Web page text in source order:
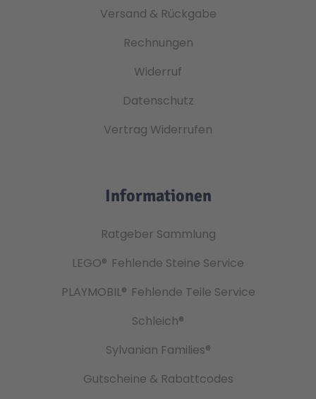
Versand & Rückgabe
Rechnungen
Widerruf
Datenschutz
Vertrag Widerrufen
Informationen
Ratgeber Sammlung
LEGO® Fehlende Steine Service
PLAYMOBIL® Fehlende Teile Service
Schleich®
Sylvanian Families®
Gutscheine & Rabattcodes